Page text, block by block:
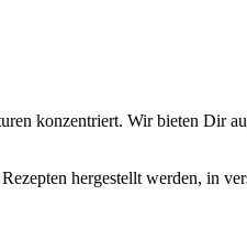
konzentriert. Wir bieten Dir
hergestellt werden, in